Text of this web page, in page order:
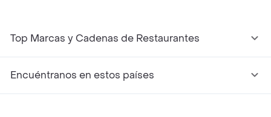
Top Marcas y Cadenas de Restaurantes
Encuéntranos en estos países